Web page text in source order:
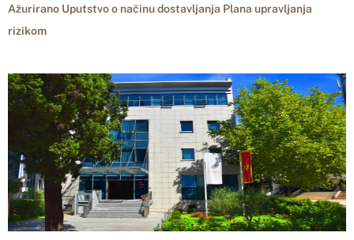
Ažurirano Uputstvo o načinu dostavljanja Plana upravljanja
rizikom